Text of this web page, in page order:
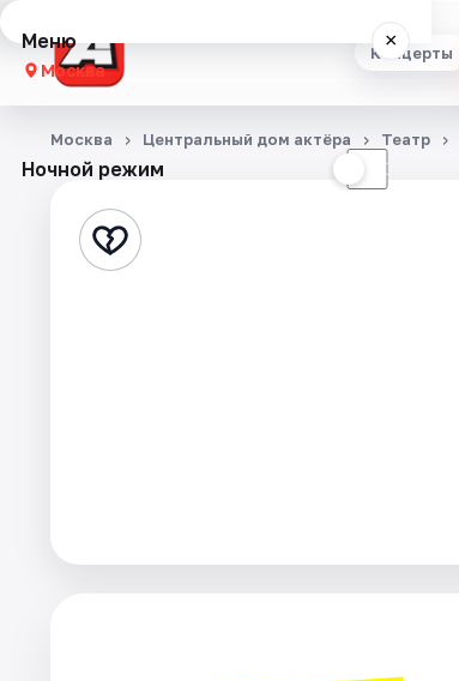
Концерты
Меню ×
Москва
Концерты
Стендап
Ночной режим ☾
Москва Центральный дом актёра Театр